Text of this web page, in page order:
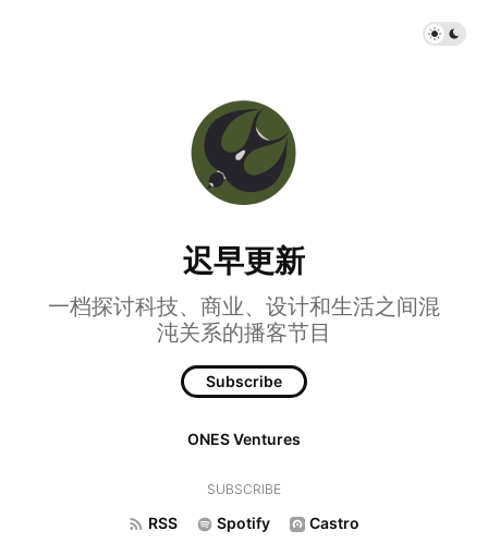
迟早更新
一档探讨科技、商业、设计和生活之间混
沌关系的播客节目
Subscribe
ONES Ventures
SUBSCRIBE
RSS Spotify Castro